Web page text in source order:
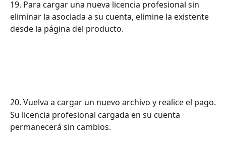
19. Para cargar una nueva licencia profesional sin
eliminar la asociada a su cuenta, elimine la existente
desde la página del producto.
20. Vuelva a cargar un nuevo archivo y realice el pago.
Su licencia profesional cargada en su cuenta
permanecerá sin cambios.